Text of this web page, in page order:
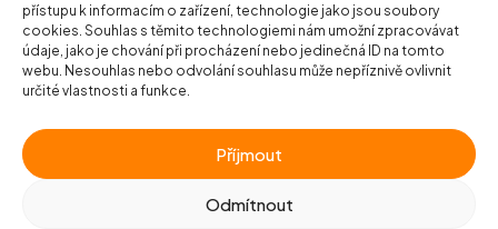
přístupu k informacím o zařízení, technologie jako jsou soubory
cookies. Souhlas s těmito technologiemi nám umožní zpracovávat
údaje, jako je chování při procházení nebo jedinečná ID na tomto
webu. Nesouhlas nebo odvolání souhlasu může nepříznivě ovlivnit
určité vlastnosti a funkce.
Příjmout
Odmítnout
© 2026 Vyklizeni.cz (mapa stránek)
Chráněno služboureCAPTCHA